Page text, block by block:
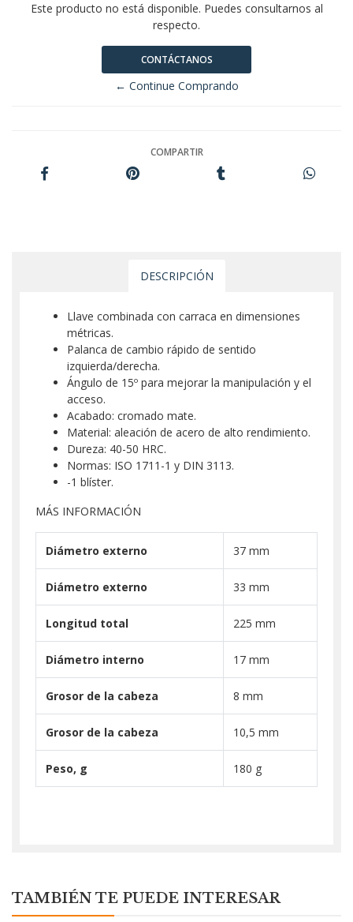
Este producto no está disponible. Puedes consultarnos al
respecto.
CONTÁCTANOS
← Continue Comprando
COMPARTIR
DESCRIPCIÓN
Llave combinada con carraca en dimensiones
métricas.
Palanca de cambio rápido de sentido
izquierda/derecha.
Ángulo de 15º para mejorar la manipulación y el
acceso.
Acabado: cromado mate.
Material: aleación de acero de alto rendimiento.
Dureza: 40-50 HRC.
Normas: ISO 1711-1 y DIN 3113.
-1 blíster.
MÁS INFORMACIÓN
Diámetro externo 37 mm
Diámetro externo 33 mm
Longitud total 225 mm
Diámetro interno 17 mm
Grosor de la cabeza 8 mm
Grosor de la cabeza 10,5 mm
Peso, g 180 g
TAMBIÉN TE PUEDE INTERESAR